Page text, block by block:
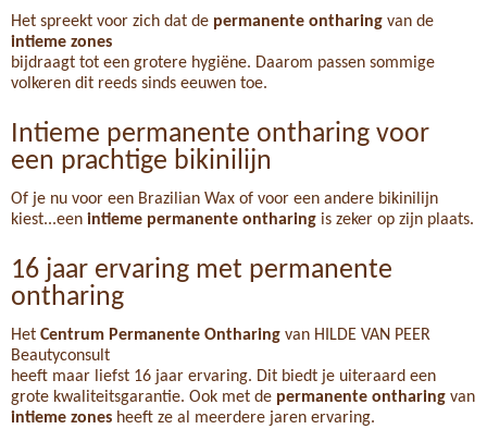
Het spreekt voor zich dat de permanente ontharing van de
intieme zones
bijdraagt tot een grotere hygiëne. Daarom passen sommige
volkeren dit reeds sinds eeuwen toe.
Intieme permanente ontharing voor
een prachtige bikinilijn
Of je nu voor een Brazilian Wax of voor een andere bikinilijn
kiest...een intieme permanente ontharing is zeker op zijn plaats.
16 jaar ervaring met permanente
ontharing
Het Centrum Permanente Ontharing van HILDE VAN PEER
Beautyconsult
heeft maar liefst 16 jaar ervaring. Dit biedt je uiteraard een
grote kwaliteitsgarantie. Ook met de permanente ontharing van
intieme zones heeft ze al meerdere jaren ervaring.